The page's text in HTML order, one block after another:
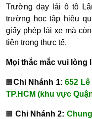
Trường dạy lái ô tô
trường học tập hiệu
giấy phép lái xe mà
tiện trong thực tế.
Mọi thắc mắc vui lòng
🏢 Chi Nhánh 1: 652
TP.HCM (khu vực
🏢 Chi Nhánh 2: